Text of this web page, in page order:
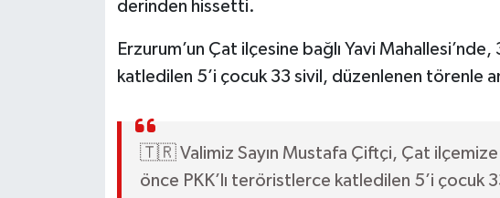
derinden hissetti.
Erzurum’un Çat ilçesine bağlı Yavi
katledilen 5’i çocuk 33 sivil, düzenlenen törenle
🇹🇷 Valimiz Sayın Mustafa Çiftçi, Çat ilçemize
önce PKK’lı teröristlerce katledilen 5’i çocuk